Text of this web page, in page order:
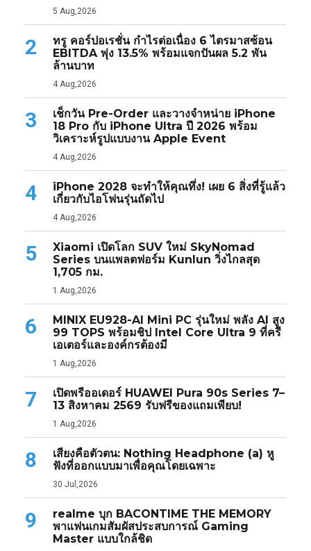
5 Aug,2026
2
ทรู คอร์ปอเรชั่น กำไรต่อเนื่อง 6 ไตรมาสซ้อน
EBITDA พุ่ง 13.5% พร้อมแจกปันผล 5.2 พัน
ล้านบาท
4 Aug,2026
3
เช็กวัน Pre-Order และวางจำหน่าย iPhone
18 Pro กับ iPhone Ultra ปี 2026 พร้อม
วิเคราะห์รูปแบบงาน Apple Event
4 Aug,2026
4
iPhone 2028 จะทำให้คุณทึ่ง! เผย 6 สิ่งที่รู้แล้ว
เกี่ยวกับไอโฟนรุ่นถัดไป
4 Aug,2026
5
Xiaomi เปิดโลก SUV ใหม่ SkyNomad
Series บนแพลตฟอร์ม Kunlun วิ่งไกลสุด
1,705 กม.
1 Aug,2026
6
MINIX EU928-AI Mini PC รุ่นใหม่ พลัง AI สูง
99 TOPS พร้อมชิป Intel Core Ultra 9 ที่ครี
เอเตอร์และองค์กรต้องมี
1 Aug,2026
7
เปิดพรีออเดอร์ HUAWEI Pura 90s Series 7–
13 สิงหาคม 2569 รับฟรีของแถมเพียบ!
1 Aug,2026
8
เสียงคือตัวตน: Nothing Headphone (a) หู
ฟังที่ออกแบบมาเพื่อคุณโดยเฉพาะ
30 Jul,2026
9
realme บุก BACONTIME THE MEMORY
พาแฟนเกมสัมผัสประสบการณ์ Gaming
Master แบบใกล้ชิด